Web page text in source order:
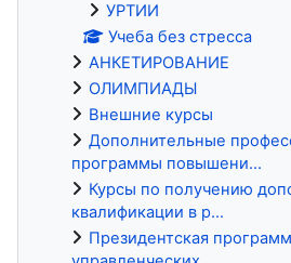
УРТИИ
Учеба без стресса
АНКЕТИРОВАНИЕ
ОЛИМПИАДЫ
Внешние курсы
Дополнительные
программы повышени...
Курсы по получению
квалификации в р...
Президентская